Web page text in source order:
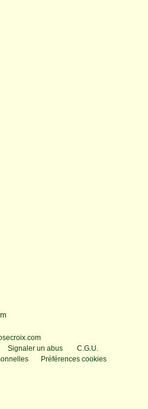
Signaler un abus
C.G.U.
Préférences cookies